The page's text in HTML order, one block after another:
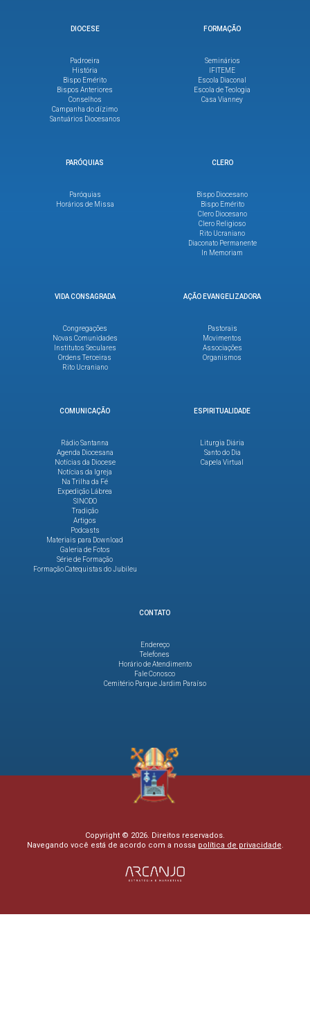
DIOCESE
Padroeira
História
Bispo Emérito
Bispos Anteriores
Conselhos
Campanha do dízimo
Santuários Diocesanos
FORMAÇÃO
Seminários
IFITEME
Escola Diaconal
Escola de Teologia
Casa Vianney
PARÓQUIAS
Paróquias
Horários de Missa
CLERO
Bispo Diocesano
Bispo Emérito
Clero Diocesano
Clero Religioso
Rito Ucraniano
Diaconato Permanente
In Memoriam
VIDA CONSAGRADA
Congregações
Novas Comunidades
Institutos Seculares
Ordens Terceiras
Rito Ucraniano
AÇÃO EVANGELIZADORA
Pastorais
Movimentos
Associações
Organismos
COMUNICAÇÃO
Rádio Santanna
Agenda Diocesana
Notícias da Diocese
Notícias da Igreja
Na Trilha da Fé
Expedição Lábrea
SINODO
Tradição
Artigos
Podcasts
Materiais para Download
Galeria de Fotos
Série de Formação
Formação Catequistas do Jubileu
ESPIRITUALIDADE
Liturgia Diária
Santo do Dia
Capela Virtual
CONTATO
Endereço
Telefones
Horário de Atendimento
Fale Conosco
Cemitério Parque Jardim Paraíso
Copyright © 2026. Direitos reservados.
Navegando você está de acordo com a nossa política de privacidade.